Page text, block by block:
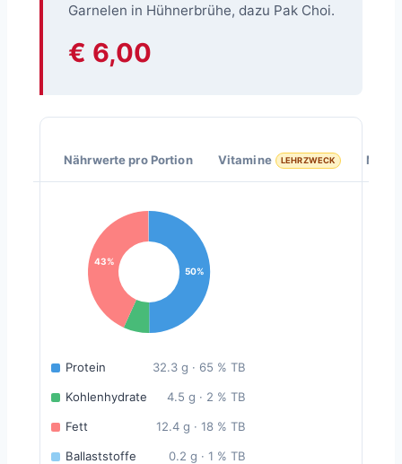
Garnelen in Hühnerbrühe, dazu Pak Choi.
€ 6,00
Nährwerte pro Portion Vitamine LEHRZWECK
50%
43%
Protein 32.3 g · 65 % TB
Kohlenhydrate 4.5 g · 2 % TB
Fett 12.4 g · 18 % TB
Ballaststoffe 0.2 g · 1 % TB